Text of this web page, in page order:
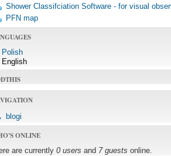
Shower Classifciation Software - for visual
PFN map
Polish
English
blogi
ONLINE
are currently 0 users and 7 guests online.